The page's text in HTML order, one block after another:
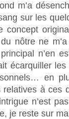
m’a
sur les
nôtre ne
n’en
écarquiller
en
à ces
n’est
je reste sur